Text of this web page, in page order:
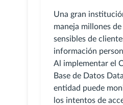
Una gran
maneja millones
sensibles de
información
Al implementar el
Base de Datos
entidad puede
los intentos de